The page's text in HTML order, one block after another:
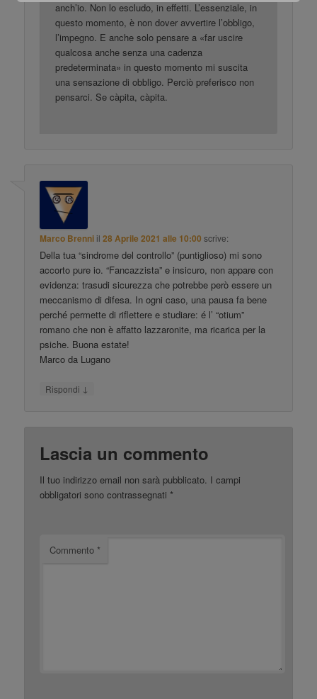
anch’io. Non lo escludo, in effetti. L’essenziale, in
questo momento, è non dover avvertire l’obbligo,
l’impegno. E anche solo pensare a «far uscire
qualcosa anche senza una cadenza
predeterminata» in questo momento mi suscita
una sensazione di obbligo. Perciò preferisco non
pensarci. Se càpita, càpita.
Marco Brenni il28 Aprile 2021 alle 10:00 scrive:
Della tua “sindrome del controllo” (puntiglioso) mi sono
accorto pure io. “Fancazzista” e insicuro, non appare con
evidenza: trasudi sicurezza che potrebbe però essere un
meccanismo di difesa. In ogni caso, una pausa fa bene
perché permette di riflettere e studiare: é l’ “otium”
romano che non è affatto lazzaronite, ma ricarica per la
psiche. Buona estate!
Marco da Lugano
Rispondi ↓
Lascia un commento
Il tuo indirizzo email non sarà pubblicato. I campi
obbligatori sono contrassegnati*
Commento*